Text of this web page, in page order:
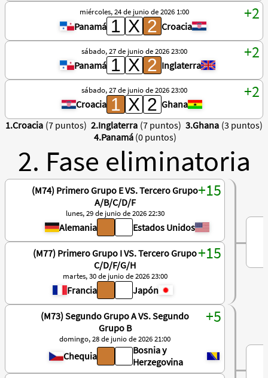
miércoles, 24 de junio de 2026 1:00
Panamá Croacia
sábado, 27 de junio de 2026 23:00
Panamá Inglaterra
sábado, 27 de junio de 2026 23:00
Croacia
Ghana
1.Croacia (7 puntos) 2.Inglaterra (7 puntos) 3.Ghana (3 puntos)
4.Panamá (0 puntos)
2. Fase eliminatoria
(M74) Primero Grupo E VS. Tercero Grupo
A/B/C/D/F
lunes, 29 de junio de 2026 22:30
Alemania Estados Unidos
(M77) Primero Grupo I VS. Tercero Grupo
C/D/F/G/H
martes, 30 de junio de 2026 23:00
Francia Japón
(M73) Segundo Grupo A VS. Segundo
Grupo B
domingo, 28 de junio de 2026 21:00
Chequia
Bosnia y
Herzegovina